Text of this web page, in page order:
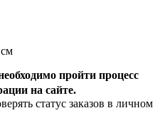
пройти процесс
на сайте.
статус заказов в личном